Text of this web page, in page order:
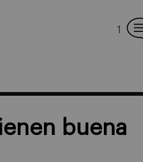
1
buena